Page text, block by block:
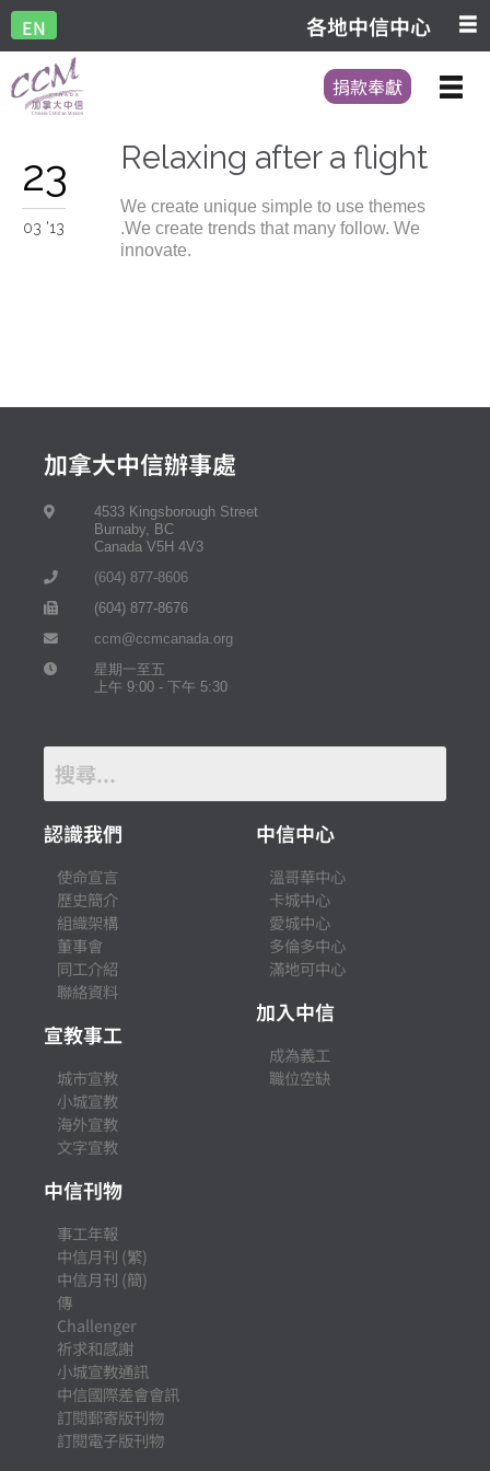
EN 各地中信中心
捐款奉獻
23
03 '13
Relaxing after a flight
We create unique simple to use themes
.We create trends that many follow. We
innovate.
加拿大中信辦事處
4533 Kingsborough Street
Burnaby, BC
Canada V5H 4V3
(604) 877-8606
(604) 877-8676
ccm@ccmcanada.org
星期一至五
上午 9:00 - 下午 5:30
認識我們
使命宣言
歷史簡介
組織架構
董事會
同工介紹
聯絡資料
宣教事工
城市宣教
小城宣教
海外宣教
文字宣教
中信中心
溫哥華中心
卡城中心
愛城中心
多倫多中心
滿地可中心
加入中信
成為義工
職位空缺
中信刊物
事工年報
中信月刊 (繁)
中信月刊 (簡)
傳
Challenger
祈求和感謝
小城宣教通訊
中信國際差會會訊
訂閱郵寄版刊物
訂閱電子版刊物